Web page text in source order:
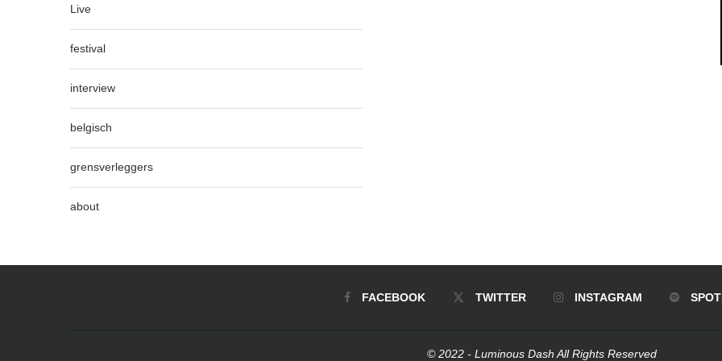
Live
festival
interview
belgisch
grensverleggers
about
FACEBOOK TWITTER INSTAGRAM
© 2022 - Luminous Dash All Rights Reserved